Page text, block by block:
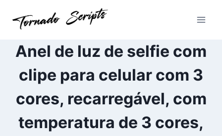
para
Conteúdo
Anel de luz de selfie com
clipe para celular com 3
cores, recarregável, com
temperatura de 3 cores,